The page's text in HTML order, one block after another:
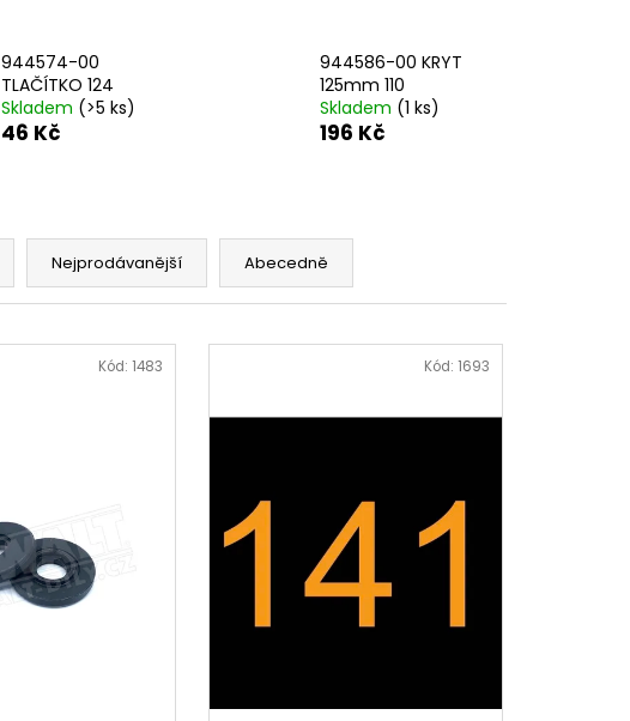
944574-00
TLAČÍTKO 124
Skladem (>5 ks)
46 Kč
944586-00 KRYT
125mm 110
Skladem (1 ks)
196 Kč
Nejprodávanější Abecedně
Kód: 1483 Kód: 1693